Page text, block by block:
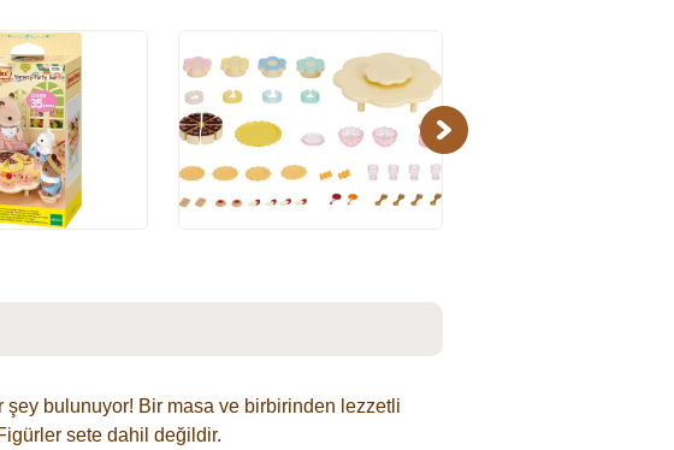
Next
bulunuyor! Bir masa ve birbirinden lezzetli
sete dahil değildir.